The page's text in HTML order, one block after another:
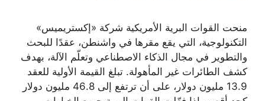
منحت القوات البرية الأمريكية شركة «إكستريميس»
التكنولوجية، التي يقع مقرها في واشنطن، عقدًا للبحث
والتطوير في مجال الذكاء الاصطناعي وتعلّم الآلة، بهدف
كشف الطائرات غير المأهولة. تبلغ القيمة الأولية للعقد
13.9 مليون دولار، على أن ترتفع إلى 46.8 مليون دولار